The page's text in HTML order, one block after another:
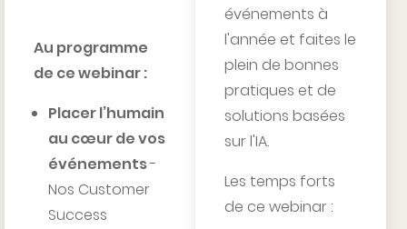
Au programme
de ce webinar :
Placer l’humain
au cœur de vos
événements-
Nos Customer
Success
événements à
l'année et faites le
plein de bonnes
pratiques et de
solutions basées
sur l'IA.
Les temps forts
de ce webinar :